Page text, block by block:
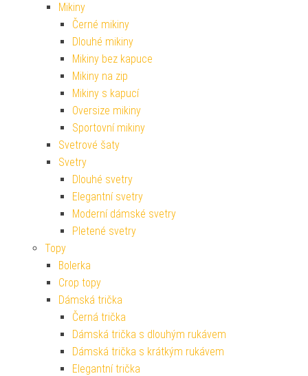
Mikiny
Černé mikiny
Dlouhé mikiny
Mikiny bez kapuce
Mikiny na zip
Mikiny s kapucí
Oversize mikiny
Sportovní mikiny
Svetrové šaty
Svetry
Dlouhé svetry
Elegantní svetry
Moderní dámské svetry
Pletené svetry
Topy
Bolerka
Crop topy
Dámská trička
Černá trička
Dámská trička s dlouhým rukávem
Dámská trička s krátkým rukávem
Elegantní trička